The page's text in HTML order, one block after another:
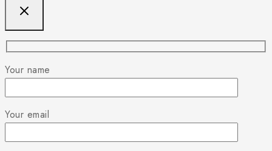
Your name
Your email